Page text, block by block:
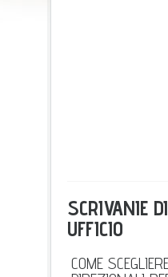
SCRIVANIE
UFFICIO
COME